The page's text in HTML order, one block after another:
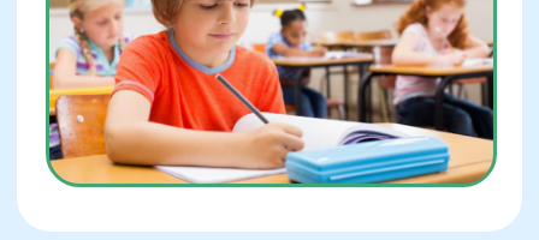
Руководитель курсов по каллиграфии